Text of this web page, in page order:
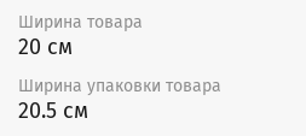
Ширина товара
20 см
Ширина упаковки товара
20.5 см